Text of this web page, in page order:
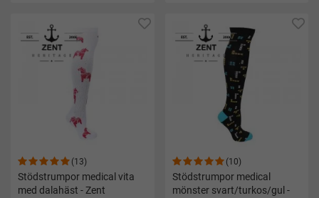
(13)
Stödstrumpor medical vita
med dalahäst - Zent
(10)
Stödstrumpor medical
mönster svart/turkos/gul -